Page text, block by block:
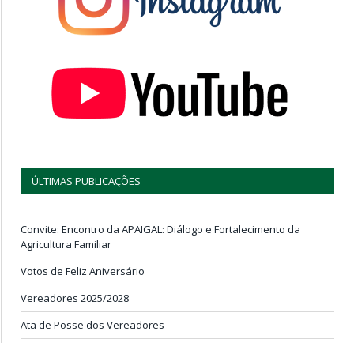
ÚLTIMAS PUBLICAÇÕES
Convite: Encontro da APAIGAL: Diálogo e Fortalecimento da
Agricultura Familiar
Votos de Feliz Aniversário
Vereadores 2025/2028
Ata de Posse dos Vereadores